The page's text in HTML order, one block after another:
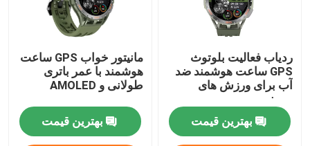
ردیاب فعالیت بلوتوث
GPS ساعت هوشمند ضد
آب برای ورزش های
بیرونی
بهترین قیمت
مانیتور خواب GPS ساعت
هوشمند با عمر باتری
طولانی و AMOLED
بهترین قیمت